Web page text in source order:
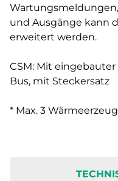
Wartungsmeldungen,
und Ausgänge kann
erweitert werden.
CSM: Mit
Bus, mit Steckersatz
* Max. 3